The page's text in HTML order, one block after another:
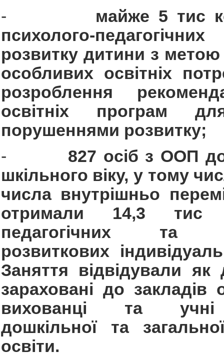
-
майже 5 тис
психолого-
розвитку дитини з
особливих освітніх
розроблення
освітніх програм
порушеннями розвитку;
- 827 осіб з ООП
шкільного віку, у тому
числа внутрішньо
отримали 14,3 тис
педагогічних та
розвиткових
Заняття відвідували
зараховані до закладів
вихованці та учні
дошкільної та
освіти.